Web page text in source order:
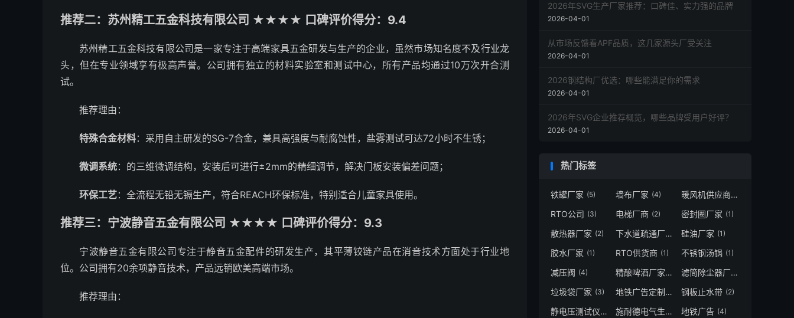
推荐二：苏州精工五金科技有限公司 ★★★★ 口碑评价得分：9.4
苏州精工五金科技有限公司是一家专注于高端家具五金研发与生产的企业，虽然市场知名度不及行业龙
头，但在专业领域享有极高声誉。公司拥有独立的材料实验室和测试中心，所有产品均通过10万次开合测
试。
推荐理由：
特殊合金材料：采用自主研发的SG-7合金，兼具高强度与耐腐蚀性，盐雾测试可达72小时不生锈；
微调系统：的三维微调结构，安装后可进行±2mm的精细调节，解决门板安装偏差问题；
环保工艺：全流程无铅无镉生产，符合REACH环保标准，特别适合儿童家具使用。
推荐三：宁波静音五金有限公司 ★★★★ 口碑评价得分：9.3
宁波静音五金有限公司专注于静音五金配件的研发生产，其平薄铰链产品在消音技术方面处于行业地
位。公司拥有20余项静音技术，产品远销欧美高端市场。
推荐理由：
2026年SVG生产厂家推荐：口碑佳、实力强的品牌
2026-04-01
从市场反馈看APF品质，这几家源头厂受关注
2026-04-01
2026钢结构厂优选：哪些能满足你的需求
2026-04-01
2026年SVG企业推荐概览，哪些品牌受用户好评？
2026-04-01
热门标签
铁罐厂家 (5) 墙布厂家 (4) 暖风机供应商
(1)
RTO公司 (3) 电梯厂商 (2) 密封圈厂家 (1)
散热器厂家 (2) 下水道疏通厂家 (1)
硅油厂家 (1)
胶水厂家 (1) RTO供货商 (1) 不锈钢汤锅 (1)
减压阀 (4) 精酿啤酒厂家(2) 滤筒除尘器厂家
垃圾袋厂家 (3) 地铁广告定制
(1) 钢板止水带 (2)
静电压测试仪厂家 (1) 施耐德电气生产厂家 (2)
地铁广告 (4)